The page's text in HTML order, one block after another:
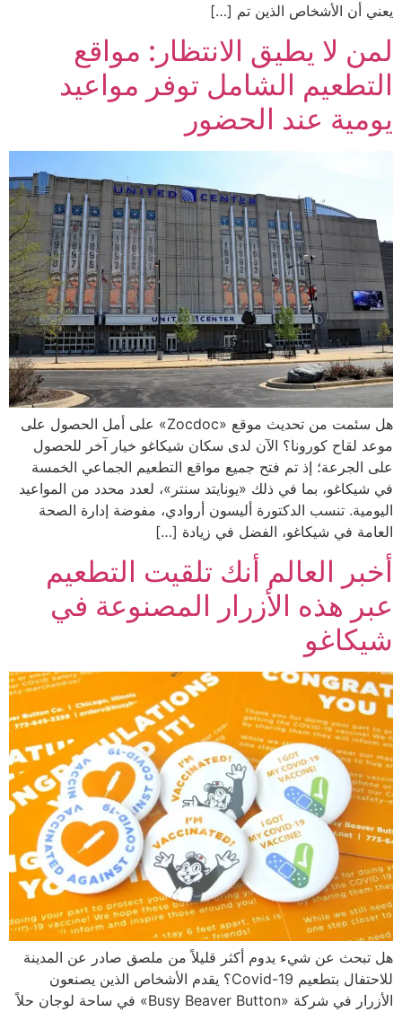
يعني أن الأشخاص الذين تم […]
لمن لا يطيق الانتظار: مواقع
التطعيم الشامل توفر مواعيد
يومية عند الحضور
هل سئمت من تحديث موقع «Zocdoc» على أمل الحصول على
موعد لقاح كورونا؟ الآن لدى سكان شيكاغو خيار آخر للحصول
على الجرعة؛ إذ تم فتح جميع مواقع التطعيم الجماعي الخمسة
في شيكاغو، بما في ذلك «يونايتد سنتر»، لعدد محدد من المواعيد
اليومية. تنسب الدكتورة أليسون أروادي، مفوضة إدارة الصحة
العامة في شيكاغو، الفضل في زيادة […]
أخبر العالم أنك تلقيت التطعيم
عبر هذه الأزرار المصنوعة في
شيكاغو
هل تبحث عن شيء يدوم أكثر قليلاً من ملصق صادر عن المدينة
للاحتفال بتطعيم Covid-19؟ يقدم الأشخاص الذين يصنعون
الأزرار في شركة «Busy Beaver Button» في ساحة لوجان حلاً